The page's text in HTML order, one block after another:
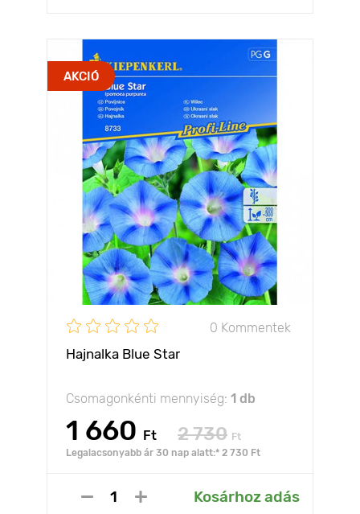
AKCIÓ
0 Kommentek
Hajnalka Blue Star
Csomagonkénti mennyiség: 1 db
1 660 Ft 2 730 Ft
Legalacsonyabb ár 30 nap alatt:* 2 730 Ft
Kosárhoz adás